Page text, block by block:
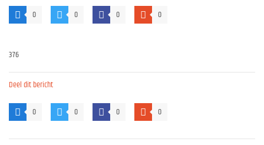
0
0 0 0
376
Deel dit bericht
0 0 0 0